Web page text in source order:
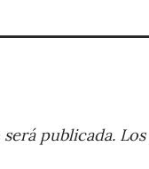
publicada.